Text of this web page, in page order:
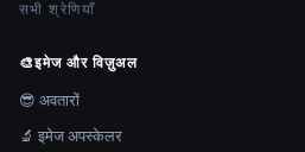
सभी श्रेणियाँ
🎨इमेज और विज़ुअल
😎 अवतारों
🔬 इमेज अपस्केलर